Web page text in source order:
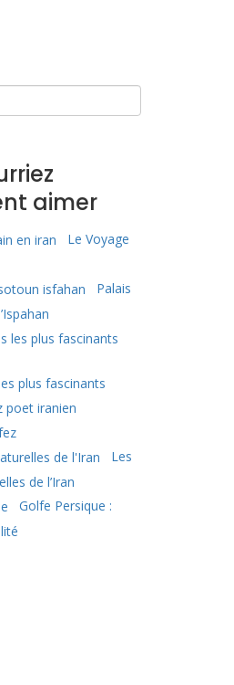
aimer
Le Voyage
Palais
plus fascinants
Les
de l’Iran
Golfe Persique :